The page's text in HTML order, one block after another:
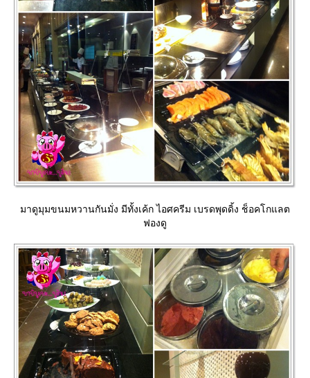
มาดูมุมขนมหวานกันมั่ง มีทั้งเค้ก ไอศครีม เบรดพุดดิ้ง ช็อคโกแลต
ฟองดู